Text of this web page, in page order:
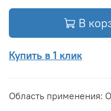
В
Купить в 1 клик
Область применения: